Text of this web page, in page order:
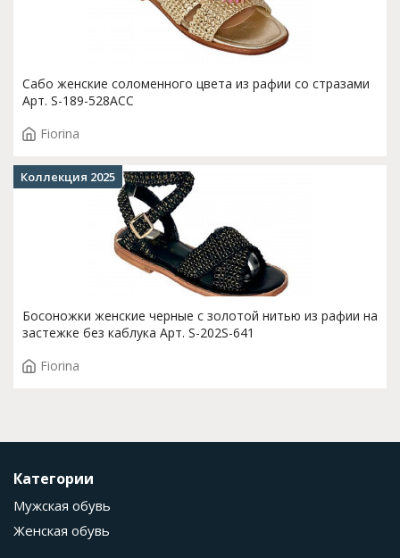
Сабо женские соломенного цвета из рафии со стразами
Арт. S-189-528ACC
Fiorina
Босоножки женские черные с золотой нитью из рафии на
застежке без каблука Арт. S-202S-641
Fiorina
Коллекция 2025
Категории
Мужская обувь
Женская обувь